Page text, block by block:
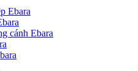
Ebara
cánh Ebara